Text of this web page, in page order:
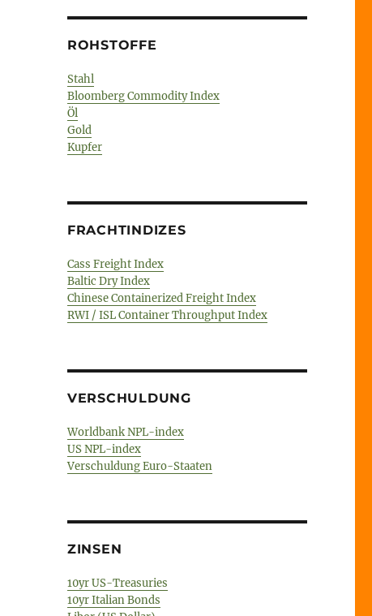
ROHSTOFFE
Stahl
Bloomberg Commodity Index
Öl
Gold
Kupfer
FRACHTINDIZES
Cass Freight Index
Baltic Dry Index
Chinese Containerized Freight Index
RWI / ISL Container Throughput Index
VERSCHULDUNG
Worldbank NPL-index
US NPL-index
Verschuldung Euro-Staaten
ZINSEN
10yr US-Treasuries
10yr Italian Bonds